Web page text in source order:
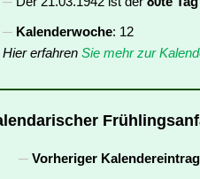
Kalenderwoche: 12
Hier erfahren Sie mehr zur
Vorheriger